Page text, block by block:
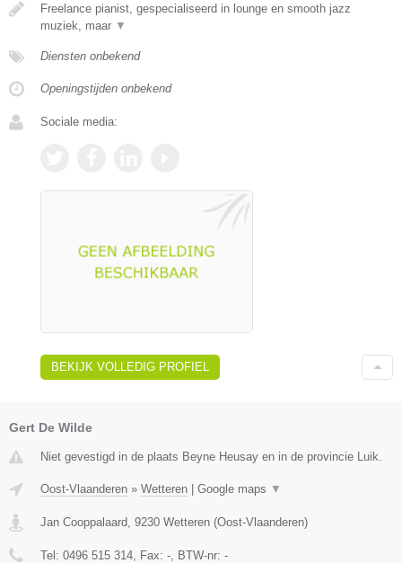
Freelance pianist, gespecialiseerd in lounge en smooth jazz
muziek, maar ▼
Diensten onbekend
Openingstijden onbekend
Sociale media:
BEKIJK VOLLEDIG PROFIEL
Gert De Wilde
Niet gevestigd in de plaats Beyne Heusay en in de provincie Luik.
Oost-Vlaanderen » Wetteren | Google maps ▼
Jan Cooppalaard 9230 Wetteren (Oost-Vlaanderen)
Tel: 0496 515 314 , Fax: - , BTW-nr: -